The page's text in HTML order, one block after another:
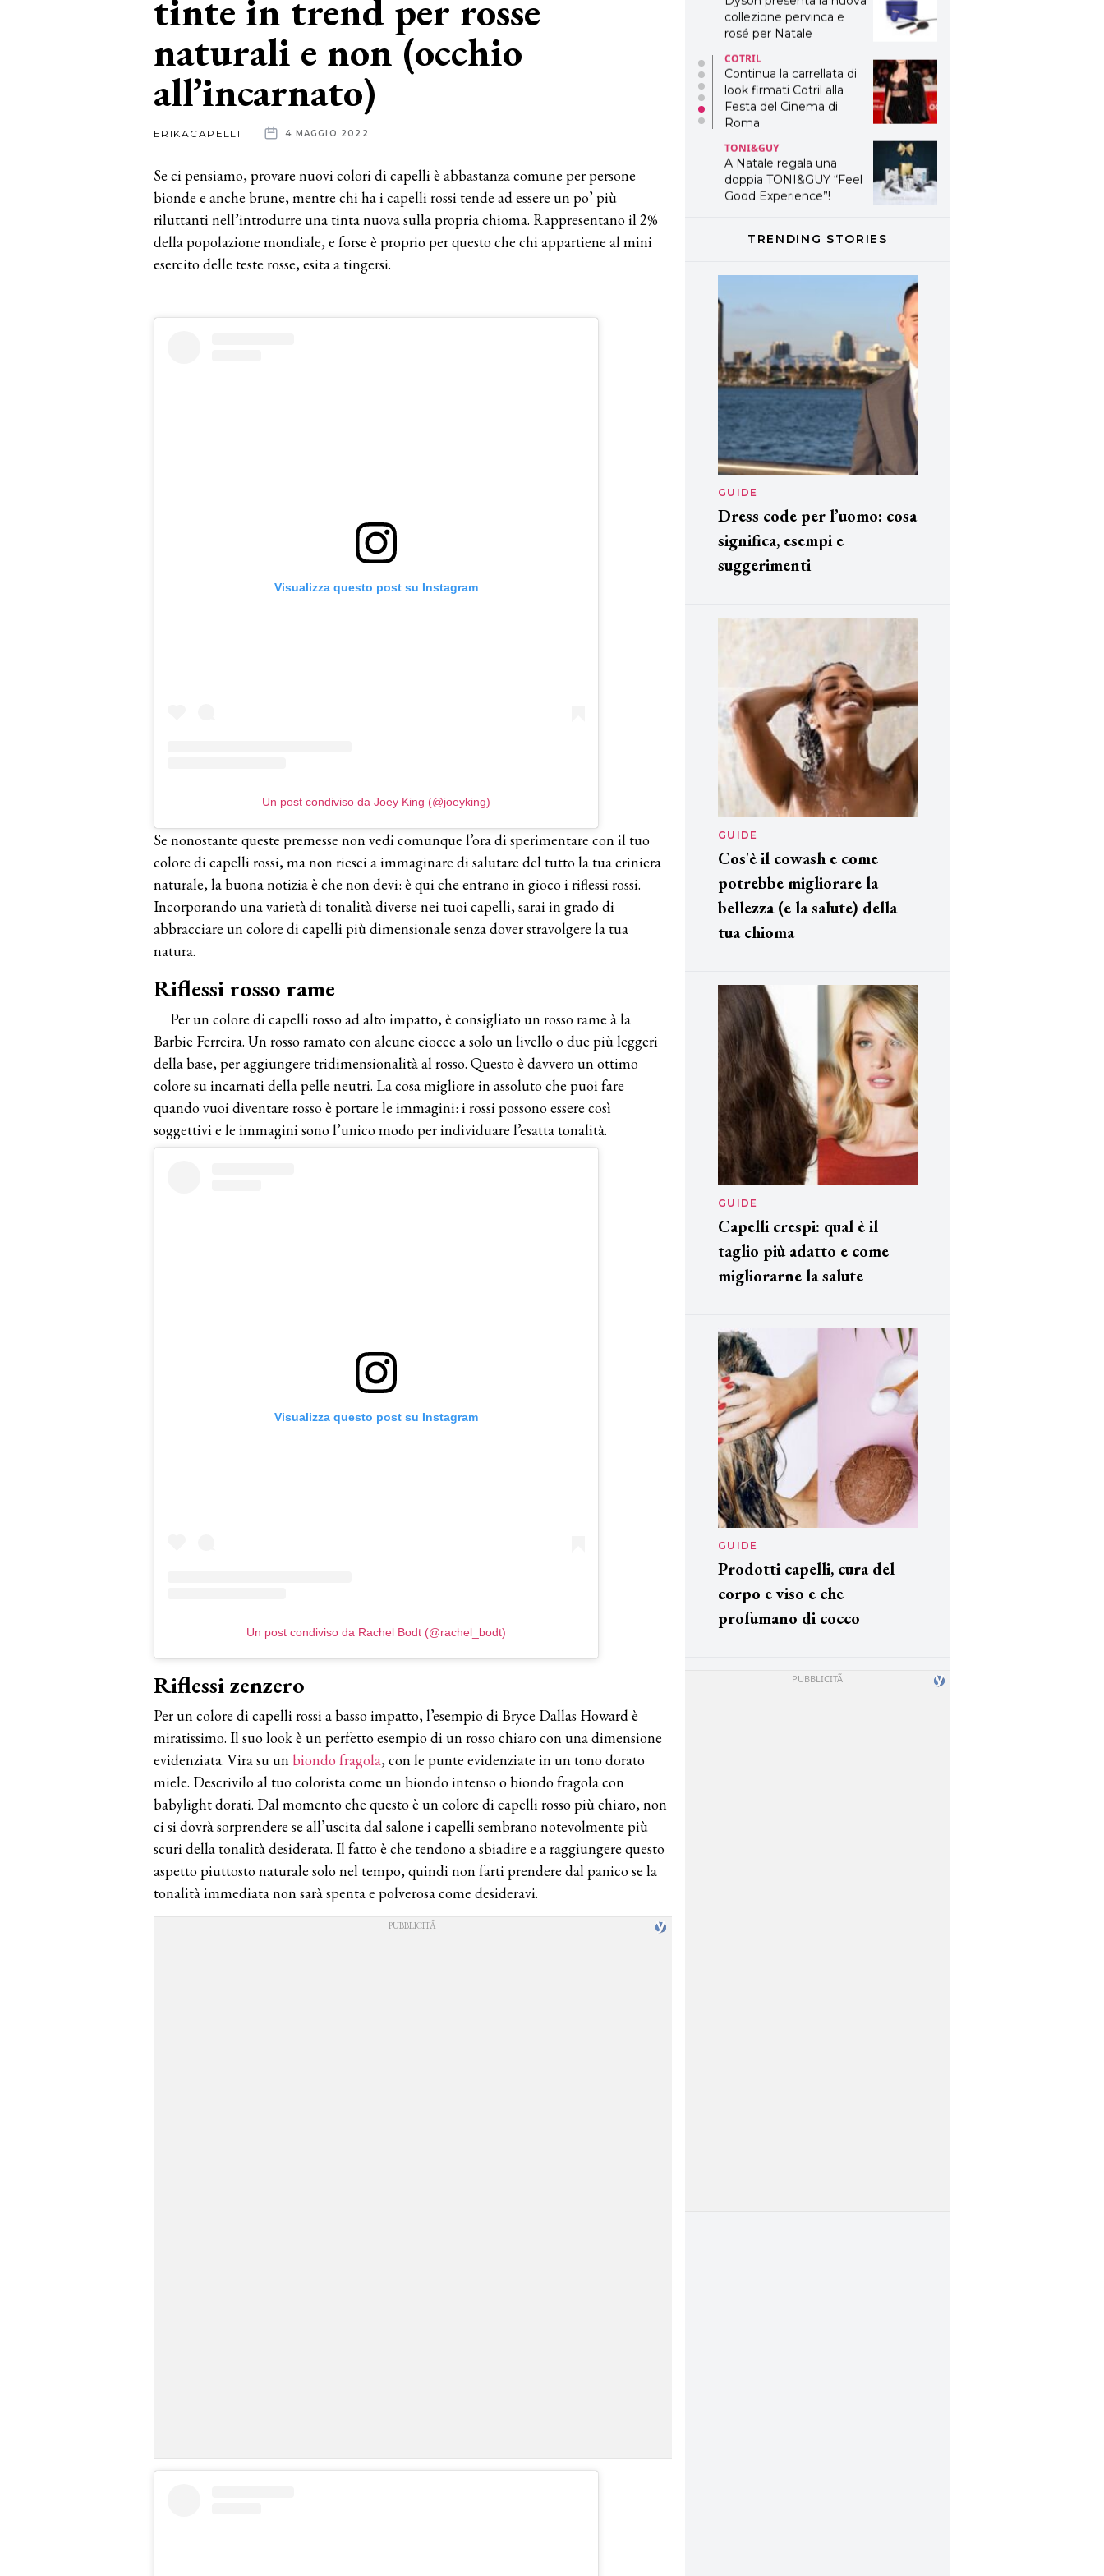
tinte in trend per rosse
naturali e non (occhio
all’incarnato)
ERIKACAPELLI 4 MAGGIO 2022
Se ci pensiamo, provare nuovi colori di capelli è abbastanza comune per persone
bionde e anche brune, mentre chi ha i capelli rossi tende ad essere un po’ più
riluttanti nell’introdurre una tinta nuova sulla propria chioma. Rappresentano il 2%
della popolazione mondiale, e forse è proprio per questo che chi appartiene al mini
esercito delle teste rosse, esita a tingersi.
Visualizza questo post su Instagram
Un post condiviso da Joey King (@joeyking)
Se nonostante queste premesse non vedi comunque l’ora di sperimentare con il tuo
colore di capelli rossi, ma non riesci a immaginare di salutare del tutto la tua criniera
naturale, la buona notizia è che non devi: è qui che entrano in gioco i riflessi rossi.
Incorporando una varietà di tonalità diverse nei tuoi capelli, sarai in grado di
abbracciare un colore di capelli più dimensionale senza dover stravolgere la tua
natura.
Riflessi rosso rame
Per un colore di capelli rosso ad alto impatto, è consigliato un rosso rame à la
Barbie Ferreira. Un rosso ramato con alcune ciocce a solo un livello o due più leggeri
della base, per aggiungere tridimensionalità al rosso. Questo è davvero un ottimo
colore su incarnati della pelle neutri. La cosa migliore in assoluto che puoi fare
quando vuoi diventare rosso è portare le immagini: i rossi possono essere così
soggettivi e le immagini sono l’unico modo per individuare l’esatta tonalità.
Visualizza questo post su Instagram
Un post condiviso da Rachel Bodt (@rachel_bodt)
Riflessi zenzero
Per un colore di capelli rossi a basso impatto, l’esempio di Bryce Dallas Howard è
miratissimo. Il suo look è un perfetto esempio di un rosso chiaro con una dimensione
evidenziata. Vira su un biondo fragola, con le punte evidenziate in un tono dorato
miele. Descrivilo al tuo colorista come un biondo intenso o biondo fragola con
babylight dorati. Dal momento che questo è un colore di capelli rosso più chiaro, non
ci si dovrà sorprendere se all’uscita dal salone i capelli sembrano notevolmente più
scuri della tonalità desiderata. Il fatto è che tendono a sbiadire e a raggiungere questo
aspetto piuttosto naturale solo nel tempo, quindi non farti prendere dal panico se la
tonalità immediata non sarà spenta e polverosa come desideravi.
collezione pervinca e
rosé per Natale
COTRIL
Continua la carrellata di
look firmati Cotril alla
Festa del Cinema di
Roma
TONI&GUY
A Natale regala una
doppia TONI&GUY “Feel
Good Experience”!
LABEL.M lancia la sua
DAVINES
cofanetti beauty preziosi
per un regalo adatto ad
ogni capello
TRENDING STORIES
GUIDE
Dress code per l’uomo: cosa
significa, esempi e
suggerimenti
GUIDE
Cos'è il cowash e come
potrebbe migliorare la
bellezza (e la salute) della
tua chioma
GUIDE
Capelli crespi: qual è il
taglio più adatto e come
migliorarne la salute
GUIDE
Prodotti capelli, cura del
corpo e viso e che
profumano di cocco